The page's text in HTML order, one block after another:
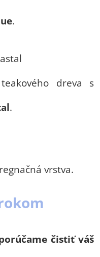
.
teakového dreva s
.
vrstva.
čistiť váš